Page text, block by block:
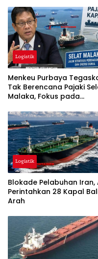
Logistik
Menkeu Purbaya
Tak Berencana Pajaki
Malaka, Fokus pada
Logistik
Blokade Pelabuhan Iran,
Perintahkan 28 Kapal
Arah